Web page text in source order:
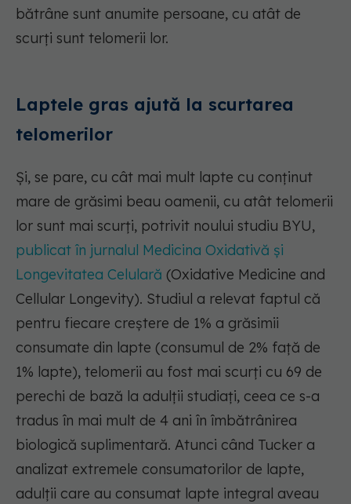
bătrâne sunt anumite persoane, cu atât de
scurți sunt telomerii lor.
Laptele gras ajută la scurtarea
telomerilor
Și, se pare, cu cât mai mult lapte cu conținut
mare de grăsimi beau oamenii, cu atât telomerii
lor sunt mai scurți, potrivit noului studiu BYU,
publicat în jurnalul Medicina Oxidativă și
Longevitatea Celulară (Oxidative Medicine and
Cellular Longevity). Studiul a relevat faptul că
pentru fiecare creștere de 1% a grăsimii
consumate din lapte (consumul de 2% față de
1% lapte), telomerii au fost mai scurți cu 69 de
perechi de bază la adulții studiați, ceea ce s-a
tradus în mai mult de 4 ani în îmbătrânirea
biologică suplimentară. Atunci când Tucker a
analizat extremele consumatorilor de lapte,
adulții care au consumat lapte integral aveau